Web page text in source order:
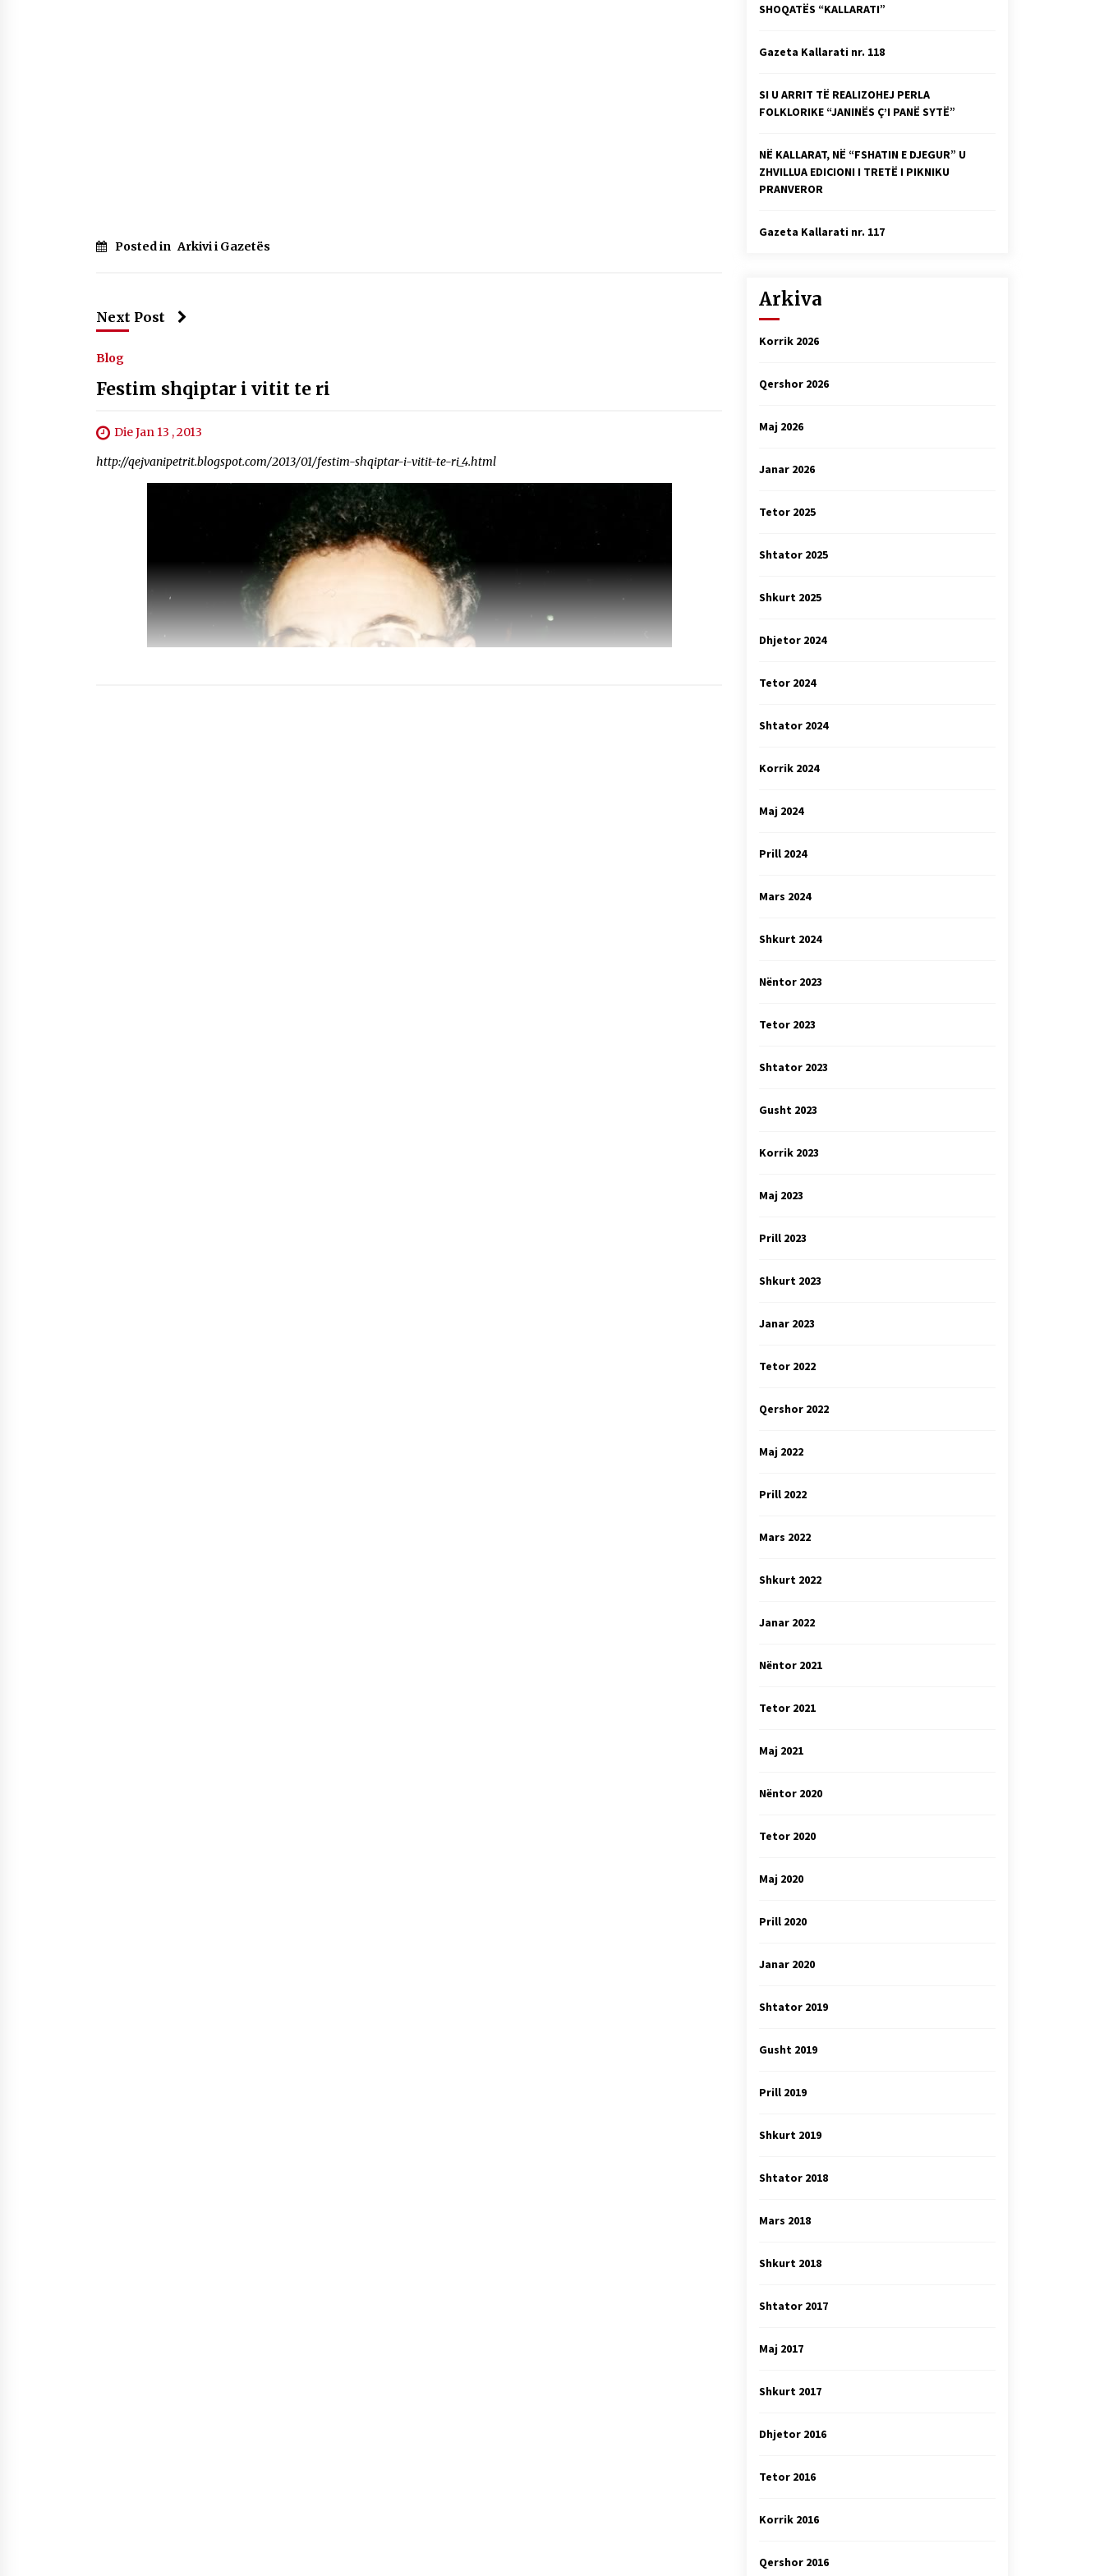
Faksimilet e një 83 vjetori lufte:
04/10/2025
Gazeta Kallarati nr. 114
06/02/2025
Posted in Arkivi i Gazetës
Next Post
Blog
Festim shqiptar i vitit te ri
Die Jan 13 , 2013
http://qejvanipetrit.blogspot.com/2013/01/festim-shqiptar-i-vitit-te-ri_4.html
SHOQATËS “KALLARATI”
Gazeta Kallarati nr. 118
SI U ARRIT TË REALIZOHEJ PERLA
FOLKLORIKE “JANINËS Ç’I PANË SYTË”
NË KALLARAT, NË “FSHATIN E DJEGUR” U
ZHVILLUA EDICIONI I TRETË I PIKNIKU
PRANVEROR
Gazeta Kallarati nr. 117
Arkiva
Korrik 2026
Qershor 2026
Maj 2026
Janar 2026
Tetor 2025
Shtator 2025
Shkurt 2025
Dhjetor 2024
Tetor 2024
Shtator 2024
Korrik 2024
Maj 2024
Prill 2024
Mars 2024
Shkurt 2024
Nëntor 2023
Tetor 2023
Shtator 2023
Gusht 2023
Korrik 2023
Maj 2023
Prill 2023
Shkurt 2023
Janar 2023
Tetor 2022
Qershor 2022
Maj 2022
Prill 2022
Mars 2022
Shkurt 2022
Janar 2022
Nëntor 2021
Tetor 2021
Maj 2021
Nëntor 2020
Tetor 2020
Maj 2020
Prill 2020
Janar 2020
Shtator 2019
Gusht 2019
Prill 2019
Shkurt 2019
Shtator 2018
Mars 2018
Shkurt 2018
Shtator 2017
Maj 2017
Shkurt 2017
Dhjetor 2016
Tetor 2016
Korrik 2016
Qershor 2016